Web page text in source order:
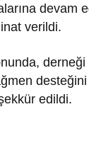
devam
verildi.
edildi.